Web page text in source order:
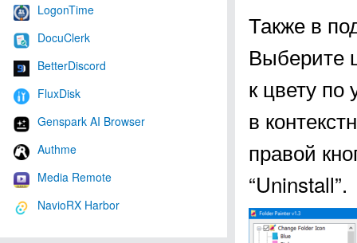
LogonTime
DocuClerk
BetterDiscord
FluxDisk
Genspark AI Browser
Authme
Media Remote
NavioRX Harbor
Также в
Выберите
к цвету
в
правой
“Uninstall”.